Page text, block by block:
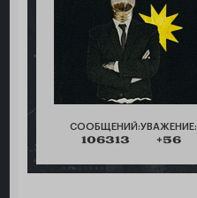
СООБЩЕНИЙ:
106313
УВАЖЕНИЕ:
+56